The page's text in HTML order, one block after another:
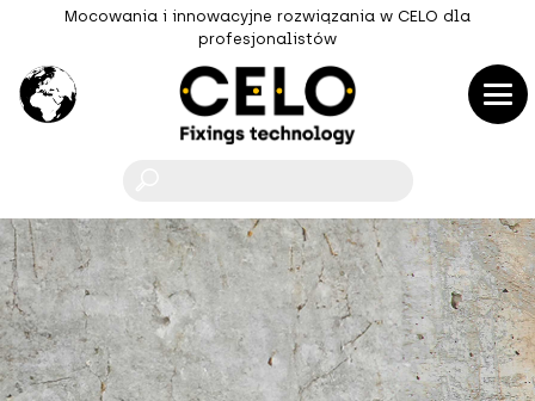
Mocowania i innowacyjne rozwiązania w CELO dla
profesjonalistów